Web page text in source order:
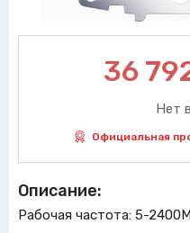
36
Нет
Официальная
Описание:
Рабочая частота: 5-